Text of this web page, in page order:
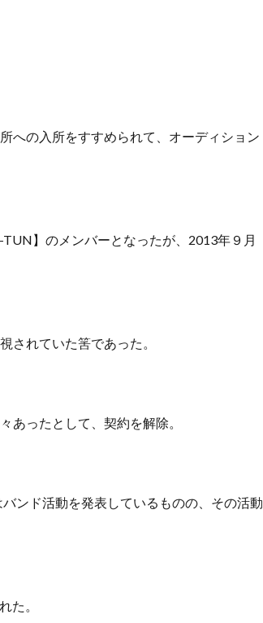
への入所をすすめられて、オーディション
】のメンバーとなったが、2013年９月
されていた筈であった。
あったとして、契約を解除。
ンド活動を発表しているものの、その活動
た。